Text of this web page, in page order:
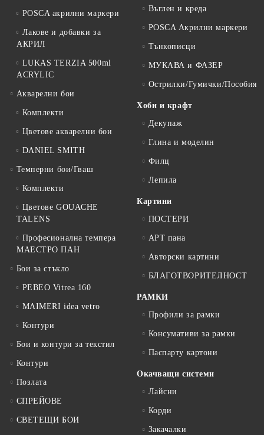
POSCA акрилни маркери
Лакове и добавки за
АКРИЛ
LUKAS TERZIA 500ml
ACRYLIC
Акварелни бои
Комплекти
Цветове акварелни бои
DANIEL SMITH
Темперни бои/Гваш
Комплекти
Цветове GOUACHE
TALENS
Професионална темпера
МАЕСТРО ПАН
Бои за стъкло
PEBEO Vitrea 160
MAIMERI idea vetro
Контури
Бои и контури за текстил
Контури
Позлата
СПРЕЙОВЕ
СВЕТЕЩИ БОИ
Въглен и креда
POSCA Акрилни маркери
Тънкописци
МУКАВА и ФАЗЕР
Острилки/Гумички/Пособия
Хоби и крафт
Декупаж
Глина и моделин
Филц
Лепила
Картини
ПОСТЕРИ
АРТ пана
Авторски картини
БЛАГОТВОРИТЕЛНОСТ
РАМКИ
Профили за рамки
Консумативи за рамки
Паспарту картони
Окачващи системи
Лайсни
Корди
Закачалки